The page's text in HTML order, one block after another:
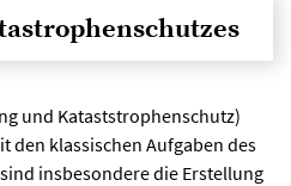
und Kataststrophenschutz)
den klassischen Aufgaben des
insbesondere die Erstellung